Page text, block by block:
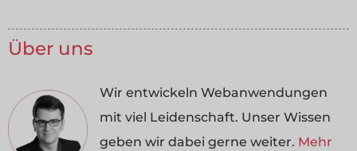
Über uns
Wir entwickeln Webanwendungen
mit viel Leidenschaft. Unser Wissen
geben wir dabei gerne weiter. Mehr